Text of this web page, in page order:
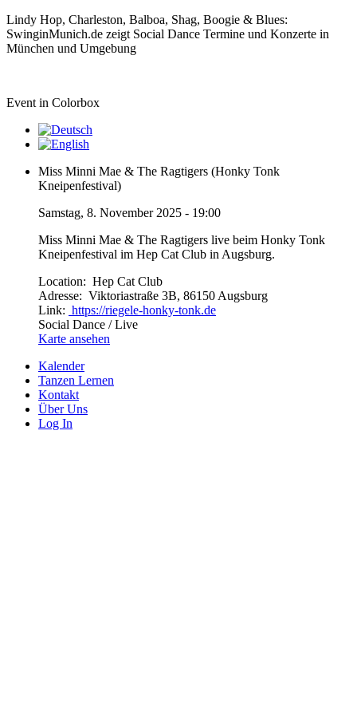
Lindy Hop, Charleston, Balboa, Shag, Boogie & Blues:
SwinginMunich.de zeigt Social Dance Termine und Konzerte in
München und Umgebung
Event in Colorbox
Miss Minni Mae & The Ragtigers (Honky Tonk
Kneipenfestival)
Samstag, 8. November 2025 - 19:00
Miss Minni Mae & The Ragtigers live beim Honky Tonk
Kneipenfestival im Hep Cat Club in Augsburg.
Location: Hep Cat Club
Adresse: Viktoriastraße 3B, 86150 Augsburg
Link: https://riegele-honky-tonk.de
Social Dance / Live
Karte ansehen
Kalender
Tanzen Lernen
Kontakt
Über Uns
Log In